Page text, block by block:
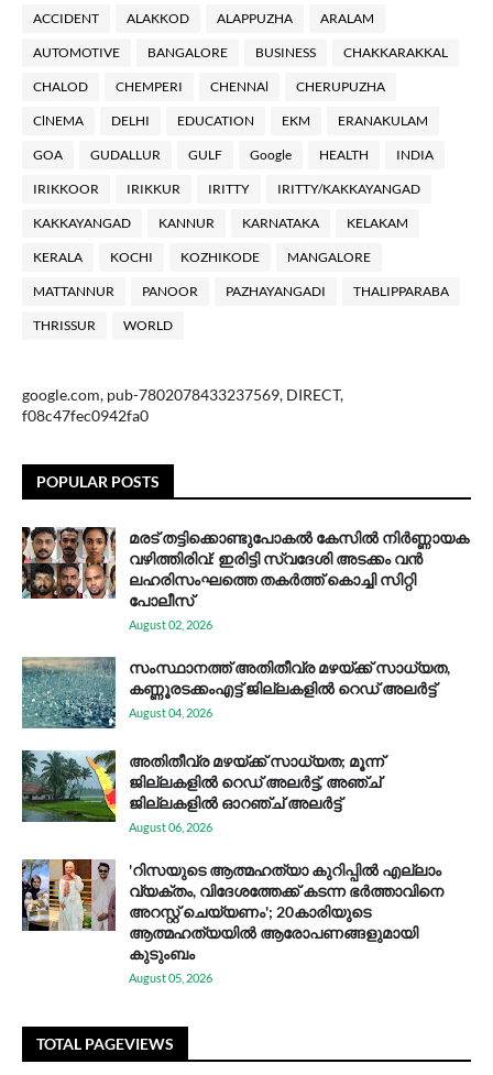
ACCIDENT ALAKKOD ALAPPUZHA ARALAM
AUTOMOTIVE BANGALORE BUSINESS CHAKKARAKKAL
CHALOD CHEMPERI CHENNAl CHERUPUZHA
ClNEMA DELHI EDUCATION EKM ERANAKULAM
GOA GUDALLUR GULF Google HEALTH INDIA
IRIKKOOR IRIKKUR IRITTY IRITTY/KAKKAYANGAD
KAKKAYANGAD KANNUR KARNATAKA KELAKAM
KERALA KOCHI KOZHIKODE MANGALORE
MATTANNUR PANOOR PAZHAYANGADI THALIPPARABA
THRISSUR WORLD
google.com, pub-7802078433237569, DIRECT,
f08c47fec0942fa0
POPULAR POSTS
മരട് തട്ടിക്കൊണ്ടുപോകൽ കേസിൽ നിർണ്ണായക
വഴിത്തിരിവ്: ഇരിട്ടി സ്വദേശി അടക്കം വൻ
ലഹരിസംഘത്തെ തകർത്ത് കൊച്ചി സിറ്റി
പോലീസ്
August 02, 2026
സം​സ്ഥാ​ന​ത്ത് അ​തി​തീ​വ്ര മ​ഴ​യ്ക്ക് സാ​ധ്യ​ത,
കണ്ണൂരടക്കംഎ​ട്ട് ജി​ല്ല​ക​ളി​ൽ റെ​ഡ് അ​ലർ​ട്ട്
August 04, 2026
അതിതീവ്ര മഴയ്ക്ക് സാധ്യത; മൂന്ന്
ജില്ലകളിൽ റെഡ് അലർട്ട്, അഞ്ച്
ജില്ലകളിൽ ഓറഞ്ച് അലർട്ട്
August 06, 2026
'റിസയുടെ ആത്മഹത്യാ കുറിപ്പിൽ എല്ലാം
വ്യക്തം, വിദേശത്തേക്ക് കടന്ന ഭർത്താവിനെ
അറസ്റ്റ് ചെയ്യണം'; 20കാരിയുടെ
ആത്മഹത്യയിൽ ആരോപണങ്ങളുമായി
കുടുംബം
August 05, 2026
TOTAL PAGEVIEWS